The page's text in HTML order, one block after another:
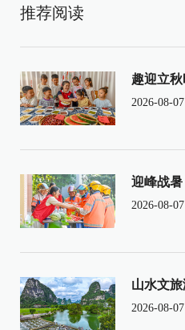
推荐阅读
趣迎立
2026-08-
迎峰战
2026-08-
山水文
2026-08-